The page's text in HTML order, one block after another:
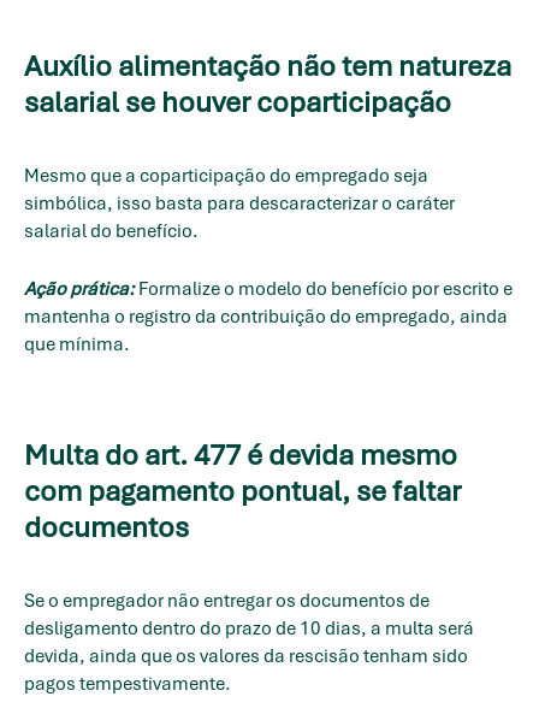
Auxílio alimentação não tem natureza
salarial se houver coparticipação
Mesmo que a coparticipação do empregado seja
simbólica, isso basta para descaracterizar o caráter
salarial do benefício.
Ação prática:Formalize o modelo do benefício por escrito e
mantenha o registro da contribuição do empregado, ainda
que mínima.
Multa do art. 477 é devida mesmo
com pagamento pontual, se faltar
documentos
Se o empregador não entregar os documentos de
desligamento dentro do prazo de 10 dias, a multa será
devida, ainda que os valores da rescisão tenham sido
pagos tempestivamente.